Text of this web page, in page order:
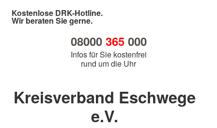
Kostenlose DRK-Hotline.
Wir beraten Sie gerne.
08000 365000
Infos für Sie kostenfrei
rund um die Uhr
Kreisverband Eschwege
e.V.